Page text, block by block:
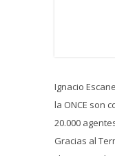
Ignacio
la ONCE son
20.000
Gracias al